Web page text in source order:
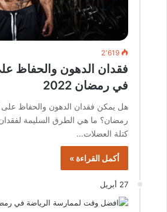
2٬619
فقدان الدهون والحفاظ
في رمضان 2022
هل يمكن فقدان الدهون والحفاظ
رمضان؟ ما هي الطرق السليمة
كتلة العضلات…
أكمل القراءة »
27 أبريل